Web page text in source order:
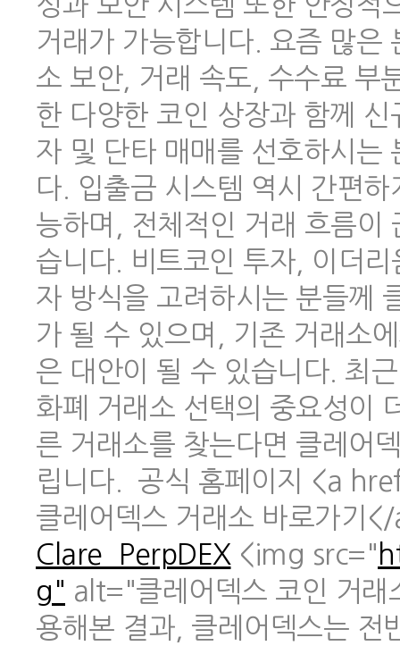
거래가 가능합니다. 요즘 많은
소 보안, 거래 속도, 수수료 부
한 다양한 코인 상장과 함께
자 및 단타 매매를 선호하시는
다. 입출금 시스템 역시 간편
능하며, 전체적인 거래 흐름이
습니다. 비트코인 투자, 이더
자 방식을 고려하시는 분들께
가 될 수 있으며, 기존 거래소
은 대안이 될 수 있습니다. 최
화폐 거래소 선택의 중요성이
른 거래소를 찾는다면 클레어
립니다. 공식 홈페이지 <a
클레어덱스 거래소 바로가기
Clare_PerpDEX <img src="
g" alt="클레어덱스 코인 거래
용해본 결과, 클레어덱스는 전